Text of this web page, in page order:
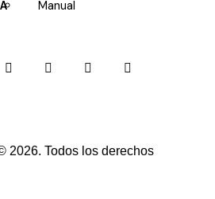
Manual
2026. Todos los derechos